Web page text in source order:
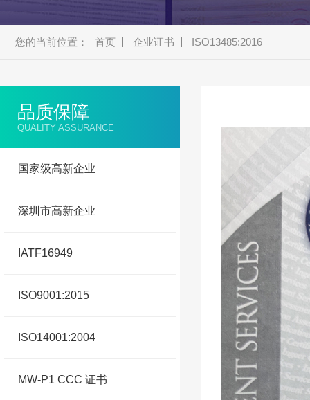
教育产品
金融产品
3D打印机、数码相机
物联网智能类产品
您的当前位置： 首页 企业证书 ISO13485:2016
品质保障
QUALITY ASSURANCE
国家级高新企业
深圳市高新企业
IATF16949
ISO9001:2015
ISO14001:2004
MW-P1 CCC 证书